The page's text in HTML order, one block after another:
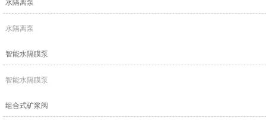
水隔离泵
水隔离泵
智能水隔膜泵
智能水隔膜泵
组合式矿浆阀